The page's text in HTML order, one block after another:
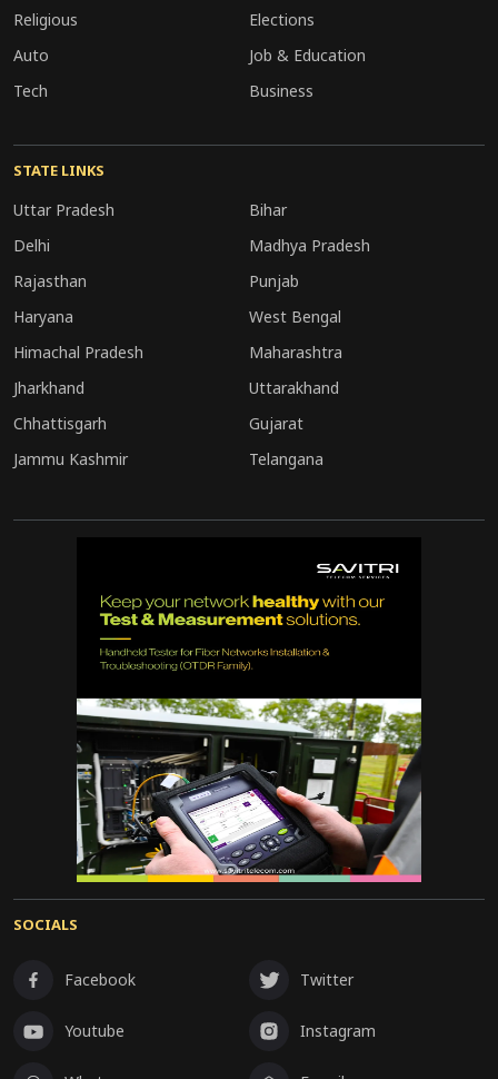
Religious
Auto
Tech
Elections
Job & Education
Business
STATE LINKS
Uttar Pradesh
Bihar
Delhi
Madhya Pradesh
Rajasthan
Punjab
Haryana
West Bengal
Himachal Pradesh
Maharashtra
Jharkhand
Uttarakhand
Chhattisgarh
Gujarat
Jammu Kashmir
Telangana
SOCIALS
Facebook Twitter
Youtube Instagram